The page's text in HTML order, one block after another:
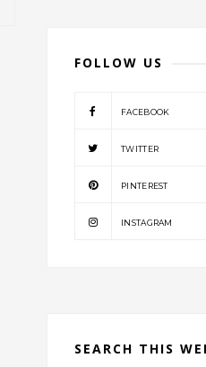
FOLLOW US
FACEBOOK
TWITTER
PINTEREST
INSTAGRAM
SEARCH THIS